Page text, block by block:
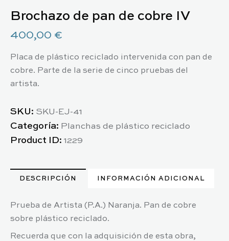
Brochazo de pan de cobre IV
400,00 €
Placa de plástico reciclado intervenida con pan de
cobre. Parte de la serie de cinco pruebas del
artista.
SKU: SKU-EJ-41
Categoría: Planchas de plástico reciclado
Product ID: 1229
DESCRIPCIÓN INFORMACIÓN ADICIONAL
Prueba de Artista (P.A.) Naranja. Pan de cobre
sobre plástico reciclado.
Recuerda que con la adquisición de esta obra,